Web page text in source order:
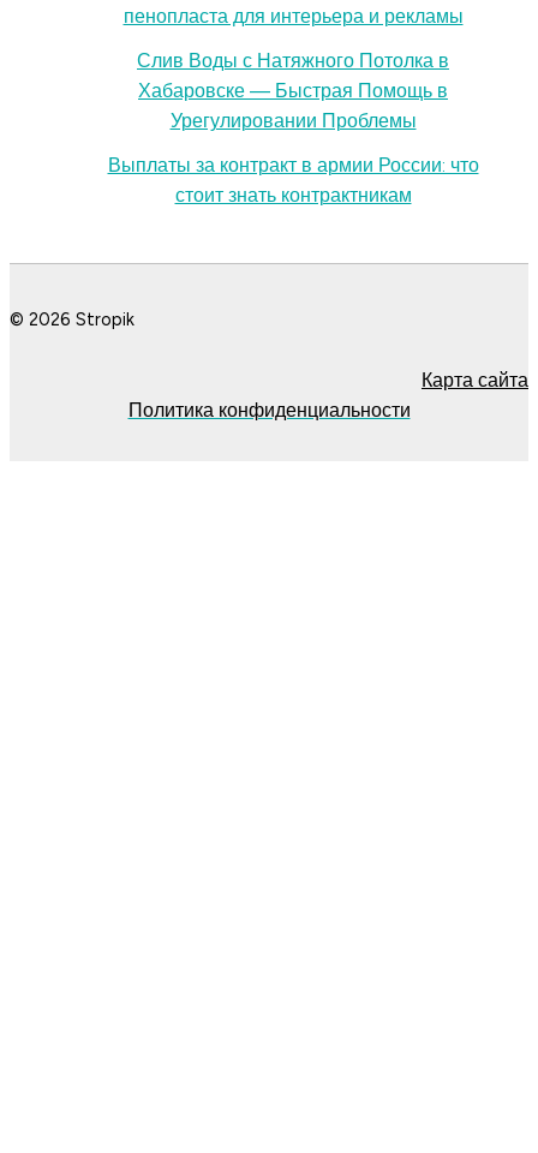
пенопласта для интерьера и рекламы
Слив Воды с Натяжного Потолка в
Хабаровске — Быстрая Помощь в
Урегулировании Проблемы
Выплаты за контракт в армии России: что
стоит знать контрактникам
© 2026 Stropik
Карта сайта
Политика конфиденциальности